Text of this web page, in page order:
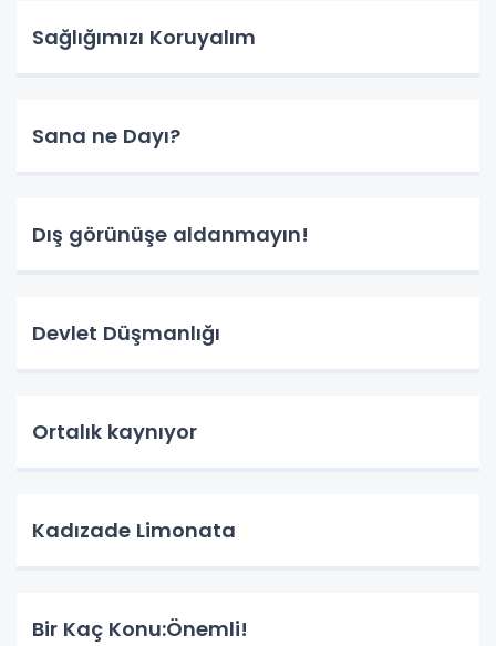
Sağlığımızı Koruyalım
Sana ne Dayı?
Dış görünüşe aldanmayın!
Devlet Düşmanlığı
Ortalık kaynıyor
Kadızade Limonata
Bir Kaç Konu:Önemli!